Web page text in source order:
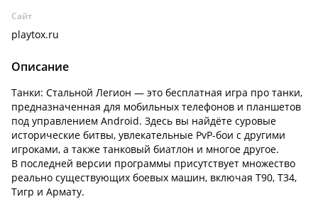
Сайт
playtox.ru
Описание
Танки: Стальной Легион — это бесплатная игра про танки,
предназначенная для мобильных телефонов и планшетов
под управлением Android. Здесь вы найдёте суровые
исторические битвы, увлекательные PvP-бои с другими
игроками, а также танковый биатлон и многое другое.
В последней версии программы присутствует множество
реально существующих боевых машин, включая Т90, Т34,
Тигр и Армату.